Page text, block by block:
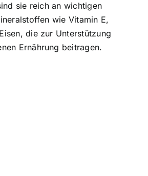
sie reich an wichtigen
wie Vitamin E,
die zur Unterstützung
Ernährung beitragen.